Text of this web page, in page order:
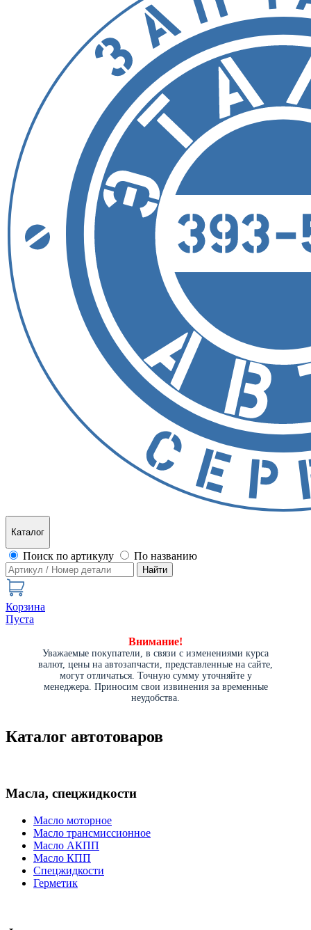
Каталог
Поиск по артикулу По названию
Найти
Корзина
Пуста
Внимание!
Уважаемые покупатели, в связи с изменениями курса
валют, цены на автозапчасти, представленные на сайте,
могут отличаться. Точную сумму уточняйте у
менеджера. Приносим свои извинения за временные
неудобства.
Каталог автотоваров
Масла, спецжидкости
Масло моторное
Масло трансмиссионное
Масло АКПП
Масло КПП
Спецжидкости
Герметик